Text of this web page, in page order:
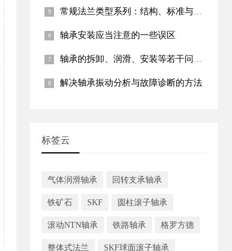
常规法兰类型系列：结构、标准与应用场景深度解析
轴承安装应当注意的一些误区
轴承的拆卸、润滑、安装等若干问题需要注意的重要事项
解决轴承振动分析与故障诊断的方法
标签云
气体润滑轴承 回转支承轴承
铁矿石 SKF 圆柱滚子轴承
滚动NTN轴承 铁路轴承 格罗方德
整体式法兰 SKF球面滚子轴承